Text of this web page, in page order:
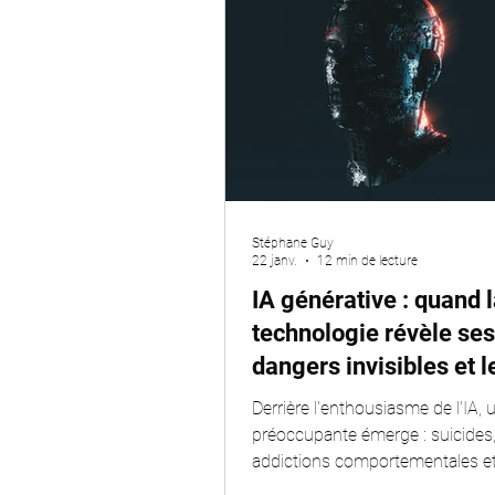
IA générative : quand
technologie révèle ses
dangers invisibles et
victimes
Derrière l'enthousiasme de l'IA,
préoccupante émerge : suicides,
addictions comportementales
Stéphane Guy
22 janv.
12 min de lecture